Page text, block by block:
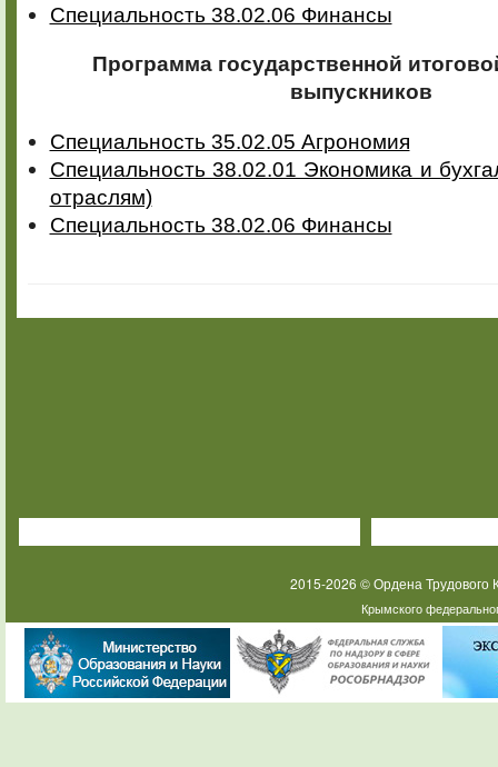
Специальность 38.02.06 Финансы
Программа государственной
выпускников
Специальность 35.02.05 Агрономия
Специальность 38.02.01 Экономика и
отраслям)
Специальность 38.02.06 Финансы
2015-2026 © Ордена
Крымского